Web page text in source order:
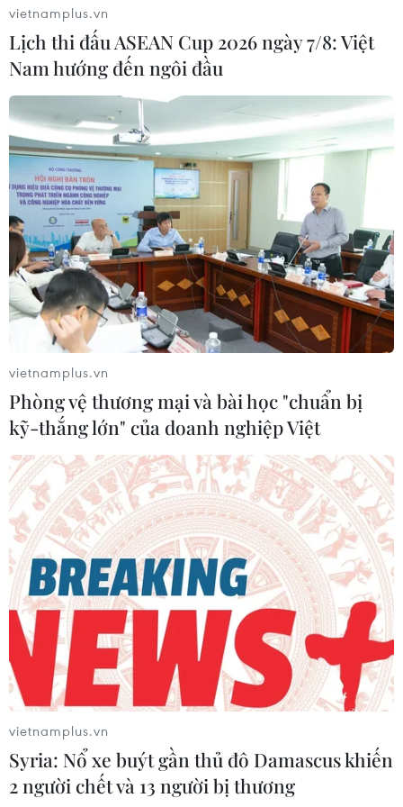
vietnamplus.vn
Lịch thi đấu ASEAN Cup 2026 ngày 7/8: Việt
Nam hướng đến ngôi đầu
vietnamplus.vn
Phòng vệ thương mại và bài học "chuẩn bị
kỹ-thắng lớn" của doanh nghiệp Việt
vietnamplus.vn
Syria: Nổ xe buýt gần thủ đô Damascus khiến
2 người chết và 13 người bị thương